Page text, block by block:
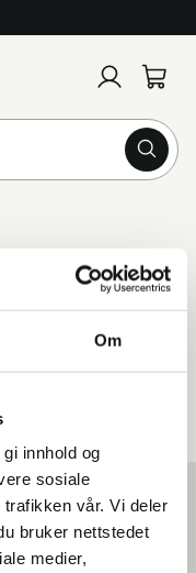
Om
innhold og
sosiale
vår. Vi deler
bruker nettstedet
medier,
inn
0 produkter